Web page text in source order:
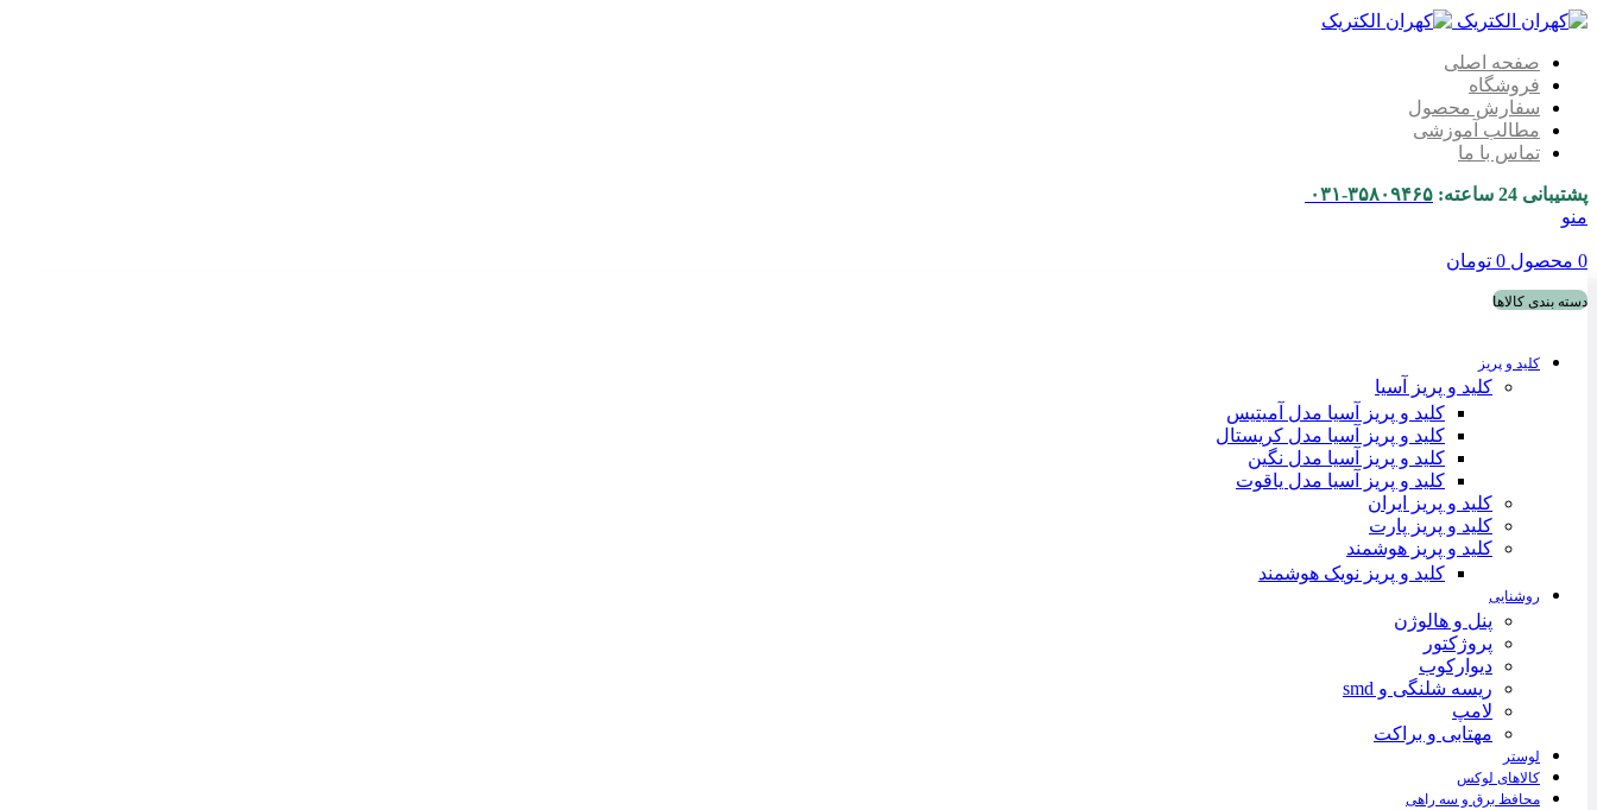
صفحه اصلی
فروشگاه
سفارش محصول
مطالب آموزشی
تماس با ما
پشتیبانی 24 ساعته:
۳۵۸۰۹۴۶۵-۰۳۱
منو
0 محصول 0 تومان
دسته بندی کالاها
کلید و پریز
کلید و پریز آسیا
کلید و پریز آسیا مدل آمیتیس
کلید و پریز آسیا مدل کریستال
کلید و پریز آسیا مدل نگین
کلید و پریز آسیا مدل یاقوت
کلید و پریز ایران
کلید و پریز پارت
کلید و پریز هوشمند
کلید و پریز نویک هوشمند
روشنایی
پنل و هالوژن
پروژکتور
دیوارکوب
ریسه شلنگی و smd
لامپ
مهتابی و براکت
لوستر
کالاهای لوکس
محافظ برق و سه راهی